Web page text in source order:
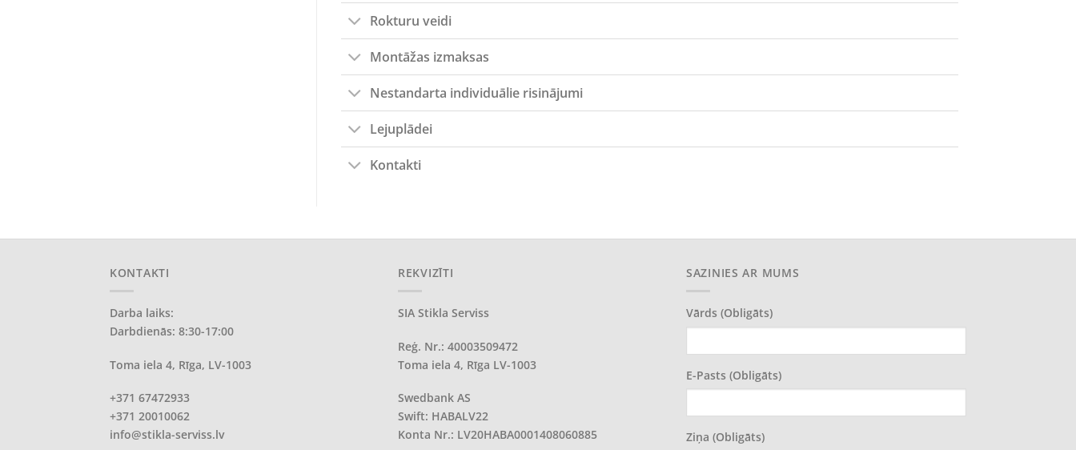
Rokturu veidi
Montāžas izmaksas
Nestandarta individuālie risinājumi
Lejuplādei
Kontakti
KONTAKTI
Darba laiks:
Darbdienās: 8:30-17:00
Toma iela 4, Rīga, LV-1003
+371 67472933
+371 20010062
info@stikla-serviss.lv
REKVIZĪTI
SIA Stikla Serviss
Reģ. Nr.: 40003509472
Toma iela 4, Rīga LV-1003
Swedbank AS
Swift: HABALV22
Konta Nr.: LV20HABA0001408060885
SAZINIES AR MUMS
Vārds (obligāts)
E-Pasts (obligāts)
Ziņa (obligāts)